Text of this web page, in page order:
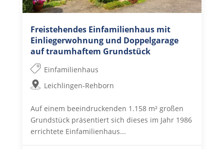
Freistehendes Einfamilienhaus mit
Einliegerwohnung und Doppelgarage
auf traumhaftem Grundstück
Einfamilienhaus
Leichlingen-Rehborn
Auf einem beeindruckenden 1.158 m² großen
Grundstück präsentiert sich dieses im Jahr 1986
errichtete Einfamilienhaus...